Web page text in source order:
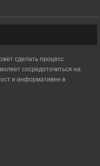
сделать процесс
сосредоточиться на
и информативен в